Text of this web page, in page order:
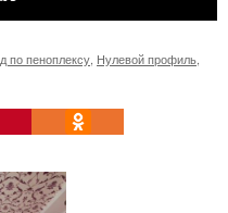
по пеноплексу Нулевой профиль